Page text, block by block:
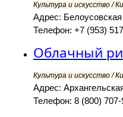
Культура и искусство /
Адрес:
Телефон: +7 (953)
Облачный
Культура и искусство /
Адрес:
Телефон: 8 (800) 707-